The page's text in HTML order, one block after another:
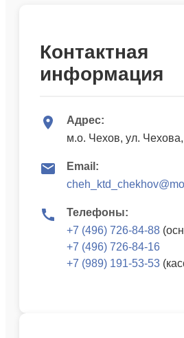
Контактная
информация
Адрес:
м.о. Чехов, ул.
Email:
Телефоны:
+7 (496) 726-84-88
+7 (496) 726-84-16
+7 (989) 191-53-53